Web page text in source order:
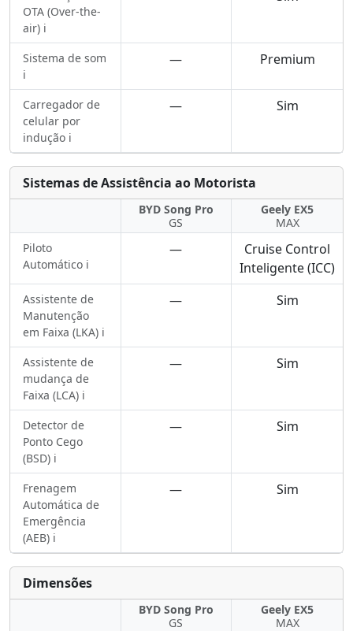
OTA (Over-the-
air) ℹ️
Sistema de som
ℹ️
— Premium
Carregador de
celular por
indução ℹ️
— Sim
Sistemas de Assistência ao Motorista
BYD Song Pro
GS
Geely EX5
MAX
Piloto
Automático ℹ️
—
Cruise Control
Inteligente (ICC)
Assistente de
Manutenção
em Faixa (LKA) ℹ️
— Sim
Assistente de
mudança de
Faixa (LCA) ℹ️
— Sim
Detector de
Ponto Cego
(BSD) ℹ️
— Sim
Frenagem
Automática de
Emergência
(AEB) ℹ️
— Sim
Dimensões
BYD Song Pro
GS
Geely EX5
MAX